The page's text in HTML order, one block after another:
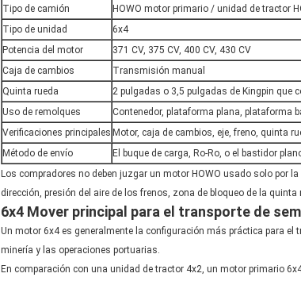
Tipo de camión
HOWO motor primario / unidad de tractor
Tipo de unidad
6x4
Potencia del motor
371 CV, 375 CV, 400 CV, 430 CV
Caja de cambios
Transmisión manual
Quinta rueda
2 pulgadas o 3,5 pulgadas de Kingpin que
Uso de remolques
Contenedor, plataforma plana, plataforma
Verificaciones principales Motor, caja de cambios, eje, freno, quinta
Método de envío
El buque de carga, Ro-Ro, o el bastidor
Los compradores no deben juzgar un motor HOWO usado solo por
dirección, presión del aire de los frenos, zona de bloqueo de la
6x4 Mover principal para el transporte de
Un motor 6x4 es generalmente la configuración más práctica para
minería y las operaciones portuarias.
En comparación con una unidad de tractor 4x2, un motor primario